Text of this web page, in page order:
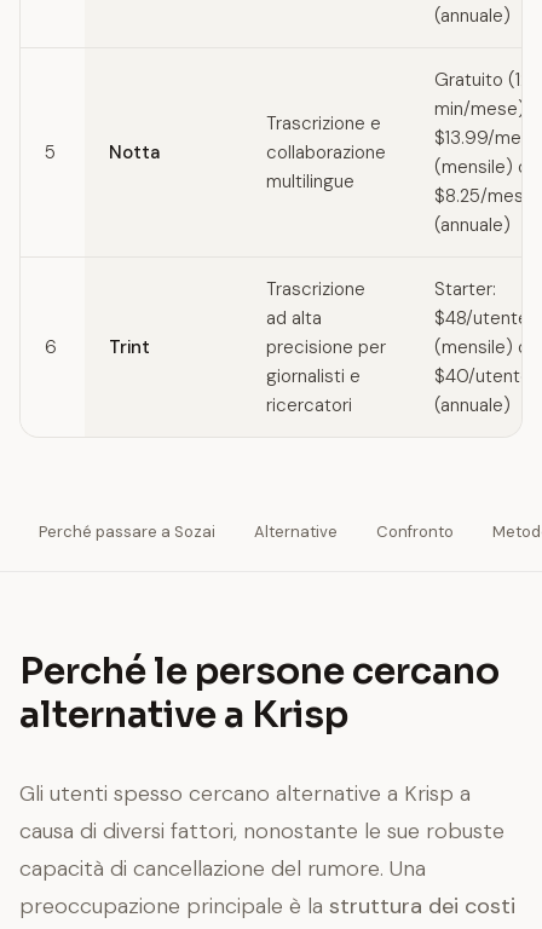
(annuale)
5 Notta
Trascrizione e
collaborazione
multilingue
Gratuito (120
min/mese) /
$13.99/mese
(mensile) o
$8.25/mese
(annuale)
6 Trint
Trascrizione
ad alta
precisione per
giornalisti e
ricercatori
Starter:
$48/utente/
(mensile) o
$40/utente/
(annuale)
Perché passare a Sozai Alternative Confronto
Perché le persone cercano
alternative a Krisp
Gli utenti spesso cercano alternative a Krisp a
causa di diversi fattori, nonostante le sue robuste
capacità di cancellazione del rumore. Una
preoccupazione principale è la struttura dei costi